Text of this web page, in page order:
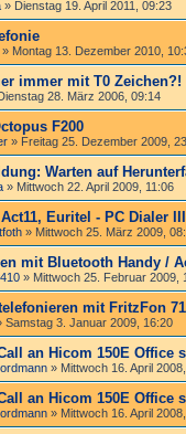
» Dienstag 19. April 2011, 09:23
» Montag 13. Dezember 2010,
immer mit T0 Zeichen?!
28. März 2006, 09:14
F200
» Freitag 25. Dezember 2009,
Warten auf
» Mittwoch 22. April 2009, 11:06
Euritel - PC Dialer III
» Mittwoch 25. März 2009,
mit Bluetooth Handy /
» Mittwoch 25. Februar 2009,
mit FritzFon
Samstag 3. Januar 2009, 16:20
an Hicom 150E Office
» Mittwoch 16. April
an Hicom 150E Office
» Mittwoch 16. April